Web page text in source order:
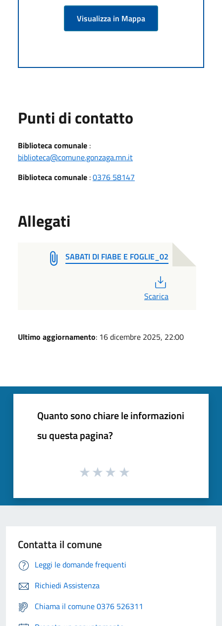
Visualizza in Mappa
Punti di contatto
Biblioteca comunale :
biblioteca@comune.gonzaga.mn.it
Biblioteca comunale :0376 58147
Allegati
SABATI DI FIABE E FOGLIE_02
Scarica
Ultimo aggiornamento: 16 dicembre 2025, 22:00
Quanto sono chiare le informazioni
su questa pagina?
Contatta il comune
Leggi le domande frequenti
Richiedi Assistenza
Chiama il comune 0376 526311